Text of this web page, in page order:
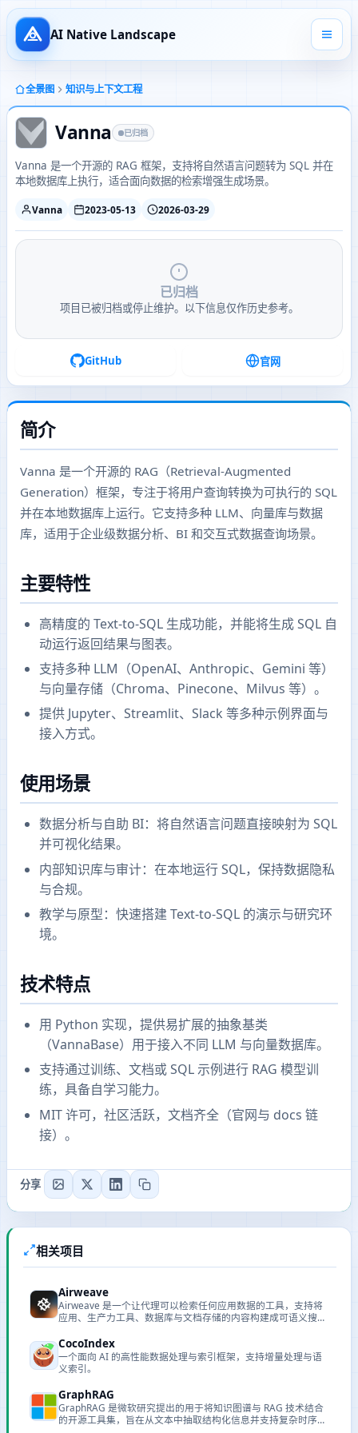
AI Native Landscape
全景图 知识与上下文工程
Vanna 已归档
Vanna 是一个开源的 RAG 框架，支持将自然语言问题转为 SQL 并在
本地数据库上执行，适合面向数据的检索增强生成场景。
Vanna 2023-05-13 2026-03-29
已归档
项目已被归档或停止维护。以下信息仅作历史参考。
GitHub 官网
简介
Vanna 是一个开源的 RAG（Retrieval-Augmented
Generation）框架，专注于将用户查询转换为可执行的 SQL
并在本地数据库上运行。它支持多种 LLM、向量库与数据
库，适用于企业级数据分析、BI 和交互式数据查询场景。
主要特性
高精度的 Text-to-SQL 生成功能，并能将生成 SQL 自
动运行返回结果与图表。
支持多种 LLM（OpenAI、Anthropic、Gemini 等）
与向量存储（Chroma、Pinecone、Milvus 等）。
提供 Jupyter、Streamlit、Slack 等多种示例界面与
接入方式。
使用场景
数据分析与自助 BI：将自然语言问题直接映射为 SQL
并可视化结果。
内部知识库与审计：在本地运行 SQL，保持数据隐私
与合规。
教学与原型：快速搭建 Text-to-SQL 的演示与研究环
境。
技术特点
用 Python 实现，提供易扩展的抽象基类
（VannaBase）用于接入不同 LLM 与向量数据库。
支持通过训练、文档或 SQL 示例进行 RAG 模型训
练，具备自学习能力。
MIT 许可，社区活跃，文档齐全（官网与 docs 链
接）。
分享
相关项目
Airweave
Airweave 是一个让代理可以检索任何应用数据的工具，支持将
应用、生产力工具、数据库与文档存储的内容构建成可语义搜索
CocoIndex
一个面向 AI 的高性能数据处理与索引框架，支持增量处理与语
义索引。
GraphRAG
GraphRAG 是微软研究提出的用于将知识图谱与 RAG 技术结合
的开源工具集，旨在从文本中抽取结构化信息并支持复杂时序查